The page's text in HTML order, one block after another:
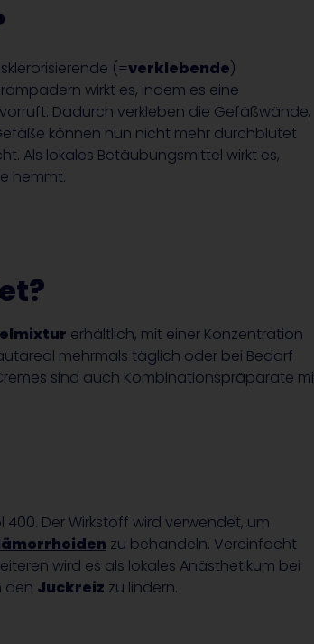
(=verklebende)
wirkt es, indem es eine
Dadurch verkleben die Gefäßwände,
können nun nicht mehr durchblutet
Als lokales Betäubungsmittel wirkt es,
hemmt.
erhältlich, mit einer Konzentration
mehrmals täglich oder bei Bedarf
sind auch Kombinationspräparate
Der Wirkstoff wird verwendet, um
zu behandeln. Vereinfacht
wird es als lokales Anästhetikum bei
den Juckreiz zu lindern.